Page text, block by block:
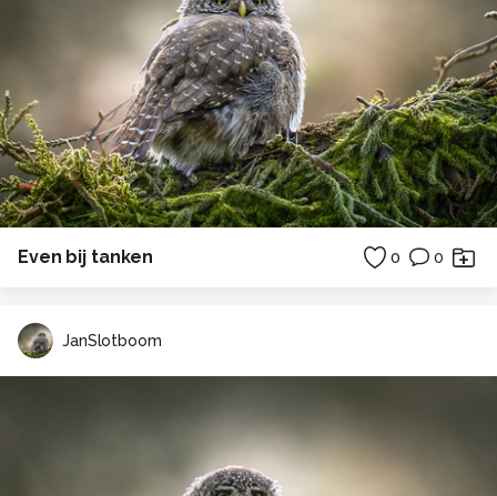
Even bij tanken 0 0
JanSlotboom